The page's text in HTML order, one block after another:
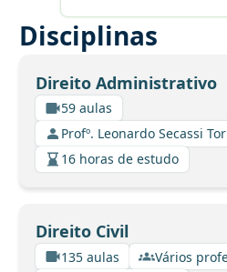
Disciplinas
Direito Administrativo
59 aulas
Profº. Leonardo Secassi
16 horas de estudo
Direito Civil
135 aulas
Vários